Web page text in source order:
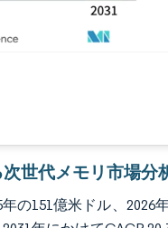
世代メモリ市場分
の151億米ドル、2026